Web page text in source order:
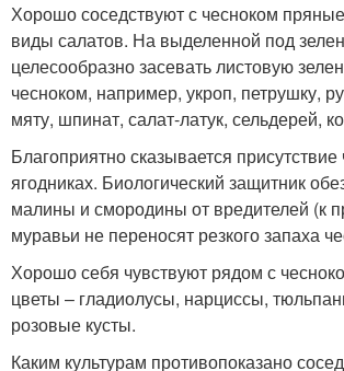
Хорошо соседствуют с чесноком
виды салатов. На выделенной под
целесообразно засевать листовую
чесноком, например, укроп, петрушку,
мяту, шпинат, салат-латук, сельдерей,
Благоприятно сказывается присутствие
ягодниках. Биологический защитник
малины и смородины от вредителей (к
муравьи не переносят резкого запаха
Хорошо себя чувствуют рядом с
цветы – гладиолусы, нарциссы,
розовые кусты.
Каким культурам противопоказано